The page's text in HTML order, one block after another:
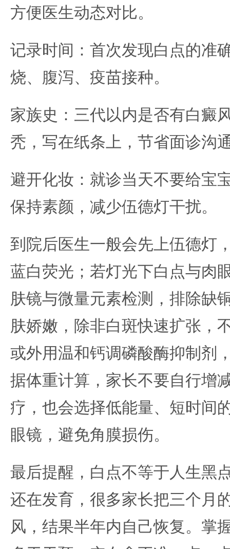
方便医生动态对比。
记录时间：首次发现白点的准
烧、腹泻、疫苗接种。
家族史：三代以内是否有白癜
秃，写在纸条上，节省面诊沟
避开化妆：就诊当天不要给宝
保持素颜，减少伍德灯干扰。
到院后医生一般会先上伍德灯
蓝白荧光；若灯光下白点与肉
肤镜与微量元素检测，排除缺
肤娇嫩，除非白斑快速扩张，
或外用温和钙调磷酸酶抑制剂
据体重计算，家长不要自行增
疗，也会选择低能量、短时间
眼镜，避免角膜损伤。
最后提醒，白点不等于人生黑
还在发育，很多家长把三个月
风，结果半年内自己恢复。掌